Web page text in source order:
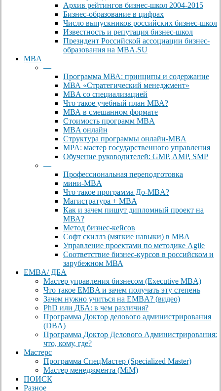
Архив рейтингов бизнес-школ 2004-2015
Бизнес-образование в цифрах
Число выпускников российских бизнес-школ
Известность и репутация бизнес-школ
Президент Российской ассоциации бизнес-
образования на MBA.SU
MBA
—
Программа МВА: принципы и содержание
МВА «Cтратегический менеджмент»
MBA со специализацией
Что такое учебный план МВА?
МВА в смешанном формате
Стоимость программ MBA
MBA онлайн
Cтруктура программы онлайн-MBA
MPA: мастер государственного управления
Обучение руководителей: GMP, AMP, SMP
—
Профессиональная переподготовка
мини-MBA
Что такое программа До-MBA?
Магистратура + MBA
Как и зачем пишут дипломный проект на
МВА?
Метод бизнес-кейсов
Софт скиллз (мягкие навыки) в MBA
Управление проектами по методике Agile
Соответствие бизнес-курсов в российском и
зарубежном МВА
EMBA/ ДБA
Мастер управления бизнесом (Executive MBA)
Что такое EMBA и зачем получать эту степень
Зачем нужно учиться на EMBA? (видео)
PhD или ДБА: в чем различия?
Программа Доктор делового администрирования
(DBА)
Программа Доктор Делового Администрирования:
что, кому, где?
Мастерс
Программа СпецМастер (Specialized Master)
Мастер менеджмента (MiM)
ПОИСК
Разное